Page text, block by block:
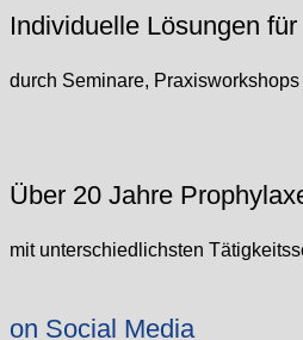
Individuelle Lösungen
durch Seminare,
Über 20 Jahre
mit unterschiedlichsten
on Social Media